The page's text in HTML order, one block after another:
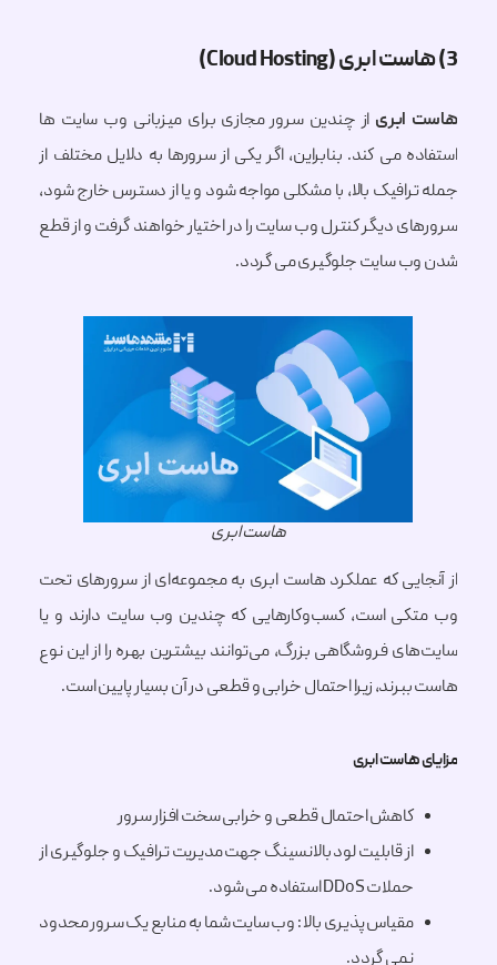
از چندین سرور مجازی برای میزبانی وب سایت ها
می کند. بنابراین، اگر یکی از سرورها به دلایل مختلف از
بالا، با مشکلی مواجه شود و یا از دسترس خارج شود،
دیگر کنترل وب سایت را در اختیار خواهند گرفت و از قطع
سایت جلوگیری می گردد.
که عملکرد هاست ابری به مجموعه‌ای از سرورهای تحت
است، کسب‌وکارهایی که چندین وب سایت دارند و یا
فروشگاهی بزرگ، می‌توانند بیشترین بهره را از این نوع
زیرا احتمال خرابی و قطعی در آن بسیار پایین است.
ابری
کاهش احتمال قطعی و خرابی سخت افزار سرور
از قابلیت لود بالانسینگ جهت مدیریت ترافیک و جلوگیری از
مقیاس پذیری بالا : وب سایت شما به منابع یک سرور محدود